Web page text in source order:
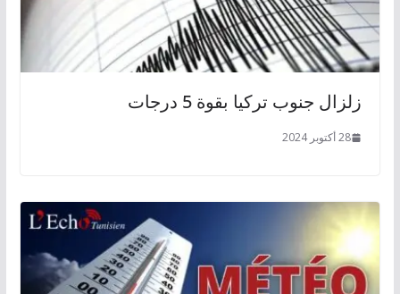
زلزال جنوب تركيا بقوة 5 درجات
28 أكتوبر 2024